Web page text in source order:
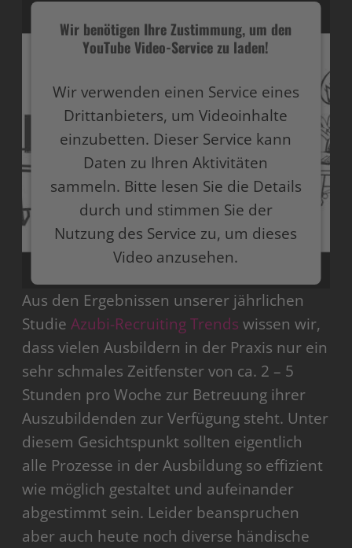
Wir benötigen Ihre Zustimmung, um den
YouTube Video-Service zu laden!
Wir verwenden einen Service eines
Drittanbieters, um Videoinhalte
einzubetten. Dieser Service kann
Daten zu Ihren Aktivitäten
sammeln. Bitte lesen Sie die Details
durch und stimmen Sie der
Nutzung des Service zu, um dieses
Video anzusehen.
Mehr Informationen
Akzeptieren
powered byUsercentrics Consent Management
Platform
Aus den Ergebnissen unserer jährlichen
StudieAzubi-Recruiting Trends wissen wir,
dass vielen Ausbildern in der Praxis nur ein
sehr schmales Zeitfenster von ca. 2 – 5
Stunden pro Woche zur Betreuung ihrer
Auszubildenden zur Verfügung steht. Unter
diesem Gesichtspunkt sollten eigentlich
alle Prozesse in der Ausbildung so effizient
wie möglich gestaltet und aufeinander
abgestimmt sein. Leider beanspruchen
aber auch heute noch diverse händische